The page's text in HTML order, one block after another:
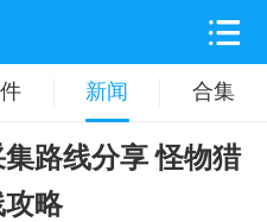
新闻 合集
路线分享 怪物猎
攻略